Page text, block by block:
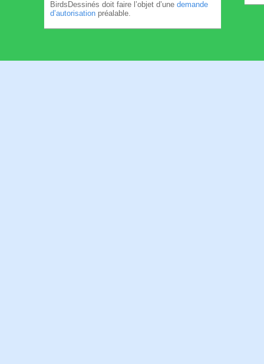
BirdsDessinés doit faire l’objet d’une demande
d’autorisation préalable.